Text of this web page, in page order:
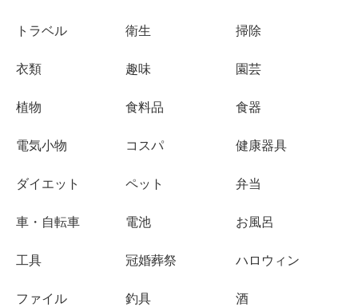
トラベル 衛生 掃除
衣類 趣味 園芸
植物 食料品 食器
電気小物 コスパ 健康器具
ダイエット ペット 弁当
車・自転車 電池 お風呂
工具 冠婚葬祭 ハロウィン
ファイル 釣具 酒